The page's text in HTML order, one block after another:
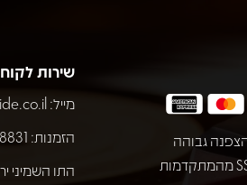
גבוהה
באמצעות טכנולוגיית SSL מהמתקדמות
שירות
מייל:
הזמנות: 02-6568831
התו השמיני